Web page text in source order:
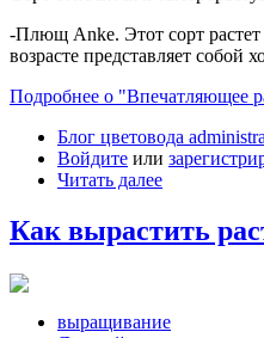
-Плющ Anke. Этот сорт растет
возрасте представляет собой
Подробнее о "Впечатляющее
Блог цветовода
Войдите или
Читать далее
Как вырастить
выращивание